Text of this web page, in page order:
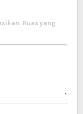
Ruas yang